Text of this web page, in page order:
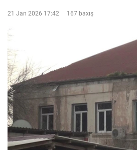
21 Jan 2026 17:42 167 baxış